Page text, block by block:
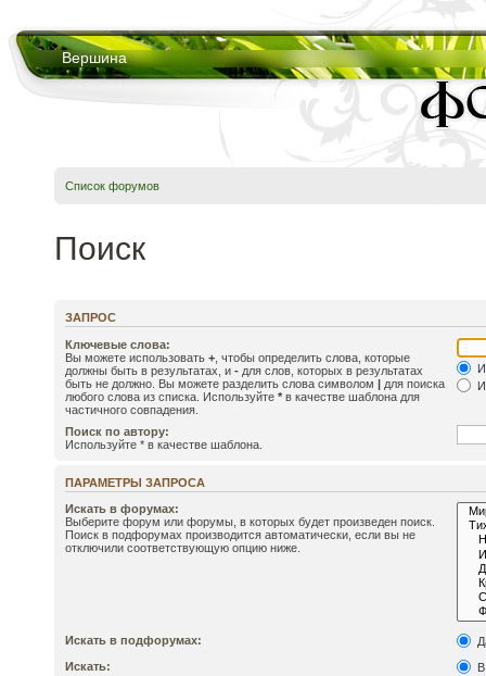
Вершина
Список форумов
Поиск
ЗАПРОС
Ключевые слова:
Вы можете использовать + , чтобы определить слова, которые
должны быть в результатах, и - для слов, которых в результатах
быть не должно. Вы можете разделить слова символом | для поиска
любого слова из списка. Используйте * в качестве шаблона для
частичного совпадения.
Поиск по автору:
Используйте * в качестве шаблона.
ПАРАМЕТРЫ ЗАПРОСА
Искать в форумах:
Выберите форум или форумы, в которых будет произведен поиск.
Поиск в подфорумах производится автоматически, если вы не
отключили соответствующую опцию ниже.
Искать в подфорумах:
Искать: